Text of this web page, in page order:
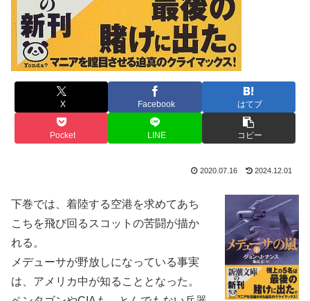
X Facebook はてブ
Pocket LINE コピー
2020.07.16 2024.12.01
下巻では、着陸する空港を求めてあち
こちを飛び回るスコットの苦闘が描か
れる。
メデューサが野放しになっている事実
は、アメリカ中が知ることとなった。